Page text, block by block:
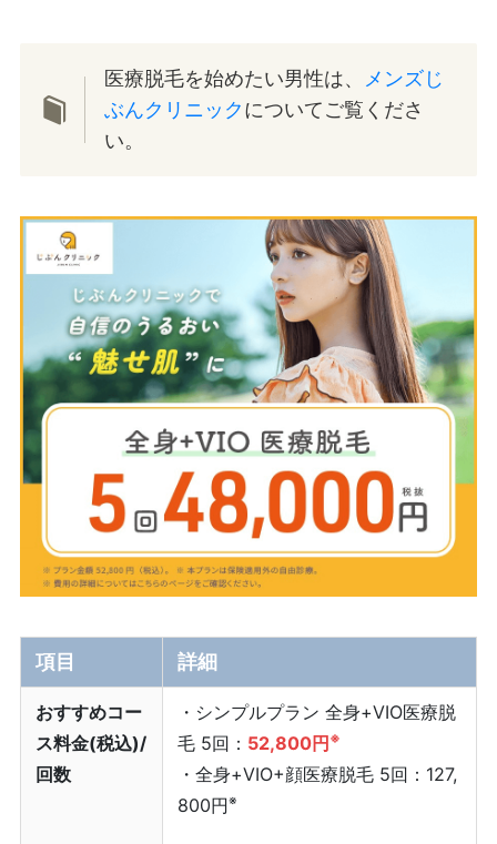
医療脱毛を始めたい男性は、
メンズじ
ぶんクリニックについてご覧くださ
い。
項目 詳細
おすすめコー
ス料金(税込)/
回数
・シンプルプラン 全身+VIO医療脱
毛 5回： 52,800円 ※
・全身+VIO+顔医療脱毛 5回：127,
800円※